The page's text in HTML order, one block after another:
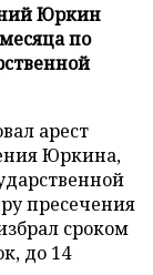
Юркин
по
арест
Юркина,
пресечения
сроком
до 14